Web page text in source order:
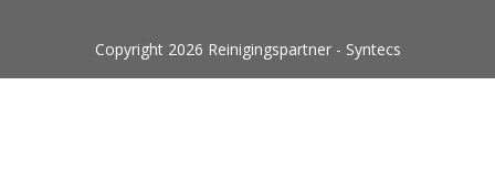
Copyright 2026 Reinigingspartner - Syntecs